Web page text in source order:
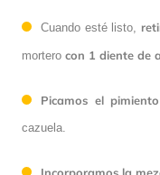
Cuando esté listo,
mortero con 1 diente de
Picamos el
cazuela.
Incorporamos la